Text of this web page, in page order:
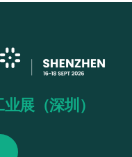
展（深圳）